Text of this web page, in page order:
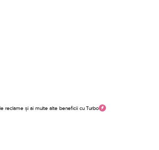
reclame și ai multe alte beneficii cu Turbo